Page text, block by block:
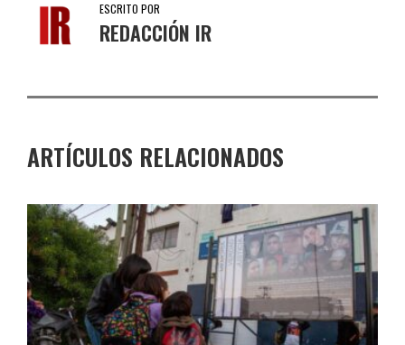
ESCRITO POR
REDACCIÓN IR
ARTÍCULOS RELACIONADOS